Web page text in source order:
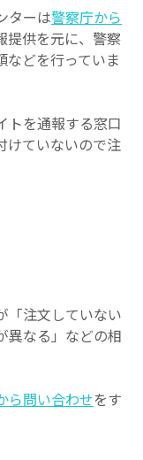
ターは警察庁から
提供を元に、警察
などを行っていま
トを通報する窓口
けていないので注
「注文していない
異なる」などの相
ら問い合わせをす